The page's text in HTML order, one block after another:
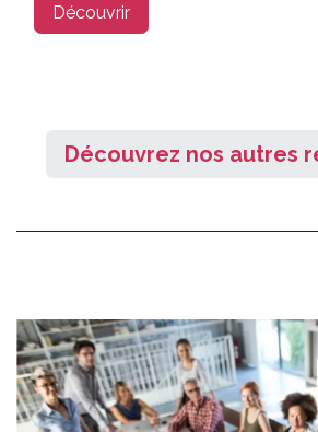
Découvrir
Découvrez nos autres